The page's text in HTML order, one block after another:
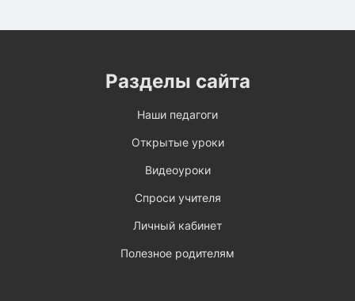
Разделы сайта
Наши педагоги
Открытые уроки
Видеоуроки
Спроси учителя
Личный кабинет
Полезное родителям